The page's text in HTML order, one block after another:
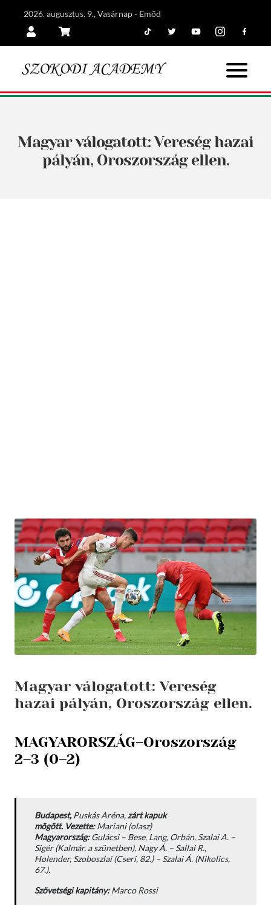
2026. augusztus. 9., Vasárnap - Emőd
Magyar válogatott: Vereség hazai
pályán, Oroszország ellen.
Magyar válogatott: Vereség
hazai pályán, Oroszország ellen.
MAGYARORSZÁG–Oroszország
2–3 (0–2)
Budapest, Puskás Aréna,zárt kapuk
mögött. Vezette:Mariani (olasz)
Magyarország:Gulácsi – Bese, Lang, Orbán, Szalai A. –
Sigér (Kalmár, a szünetben), Nagy Á. – Sallai R.,
Holender, Szoboszlai (Cseri, 82.) – Szalai Á. (Nikolics,
67.).
Szövetségi kapitány:Marco Rossi